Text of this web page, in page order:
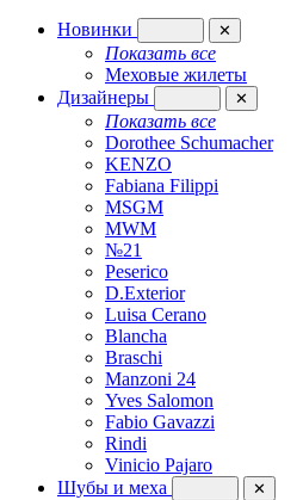
Новинки ✕
Показать все
Меховые жилеты
Дизайнеры
✕
Показать все
Dorothee Schumacher
KENZO
Fabiana Filippi
MSGM
MWM
№21
Peserico
D.Exterior
Luisa Cerano
Blancha
Braschi
Manzoni 24
Yves Salomon
Fabio Gavazzi
Rindi
Vinicio Pajaro
Шубы и меха
✕